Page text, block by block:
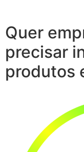
Quer
precisar
produtos